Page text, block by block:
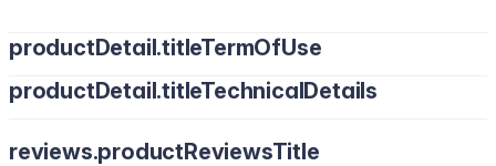
productDetail.titleTermOfUse
productDetail.titleTechnicalDetails
reviews.productReviewsTitle